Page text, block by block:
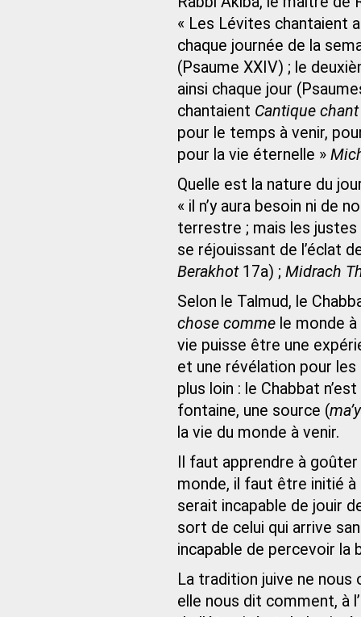
« Les Lévites chantaient
chaque journée de la
(Psaume XXIV) ; le
ainsi chaque jour
chantaient Cantique
pour le temps à venir,
pour la vie éternelle »
Quelle est la nature du
« il n’y aura besoin ni de
terrestre ; mais les
se réjouissant de l’éclat
Berakhot17a) ; Midrach
Selon le Talmud, le
chose comme le monde
vie puisse être une
et une révélation pour
plus loin : le Chabbat
fontaine, une source (
la vie du monde à venir.
Il faut apprendre à
monde, il faut être initié
serait incapable de jouir
sort de celui qui arrive
incapable de percevoir la
La tradition juive ne
elle nous dit comment, à